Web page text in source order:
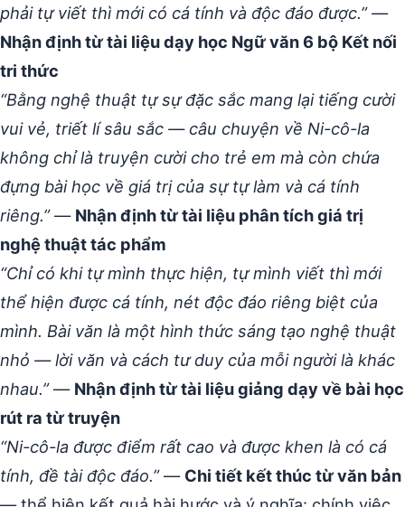
phải tự viết thì mới có cá tính và độc đáo được.”—
Nhận định từ tài liệu dạy học Ngữ văn 6 bộ Kết nối
tri thức
“Bằng nghệ thuật tự sự đặc sắc mang lại tiếng cười
vui vẻ, triết lí sâu sắc — câu chuyện về Ni-cô-la
không chỉ là truyện cười cho trẻ em mà còn chứa
đựng bài học về giá trị của sự tự làm và cá tính
riêng.”— Nhận định từ tài liệu phân tích giá trị
nghệ thuật tác phẩm
“Chỉ có khi tự mình thực hiện, tự mình viết thì mới
thể hiện được cá tính, nét độc đáo riêng biệt của
mình. Bài văn là một hình thức sáng tạo nghệ thuật
nhỏ — lời văn và cách tư duy của mỗi người là khác
nhau.”— Nhận định từ tài liệu giảng dạy về bài học
rút ra từ truyện
“Ni-cô-la được điểm rất cao và được khen là có cá
tính, đề tài độc đáo.”— Chi tiết kết thúc từ văn bản